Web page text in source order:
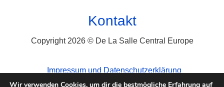
Kontakt
Copyright 2026 © De La Salle Central Europe
Impressum und Datenschutzerklärung
Wir verwenden Cookies, um dir die bestmögliche Erfahrung auf